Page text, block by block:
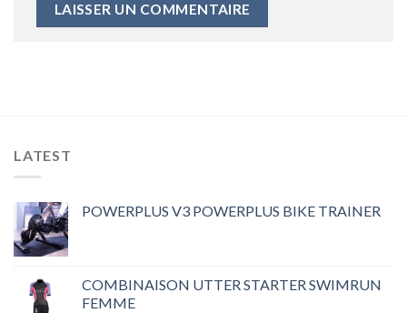
LATEST
POWERPLUS V3 POWERPLUS BIKE TRAINER
COMBINAISON UTTER STARTER SWIMRUN
FEMME